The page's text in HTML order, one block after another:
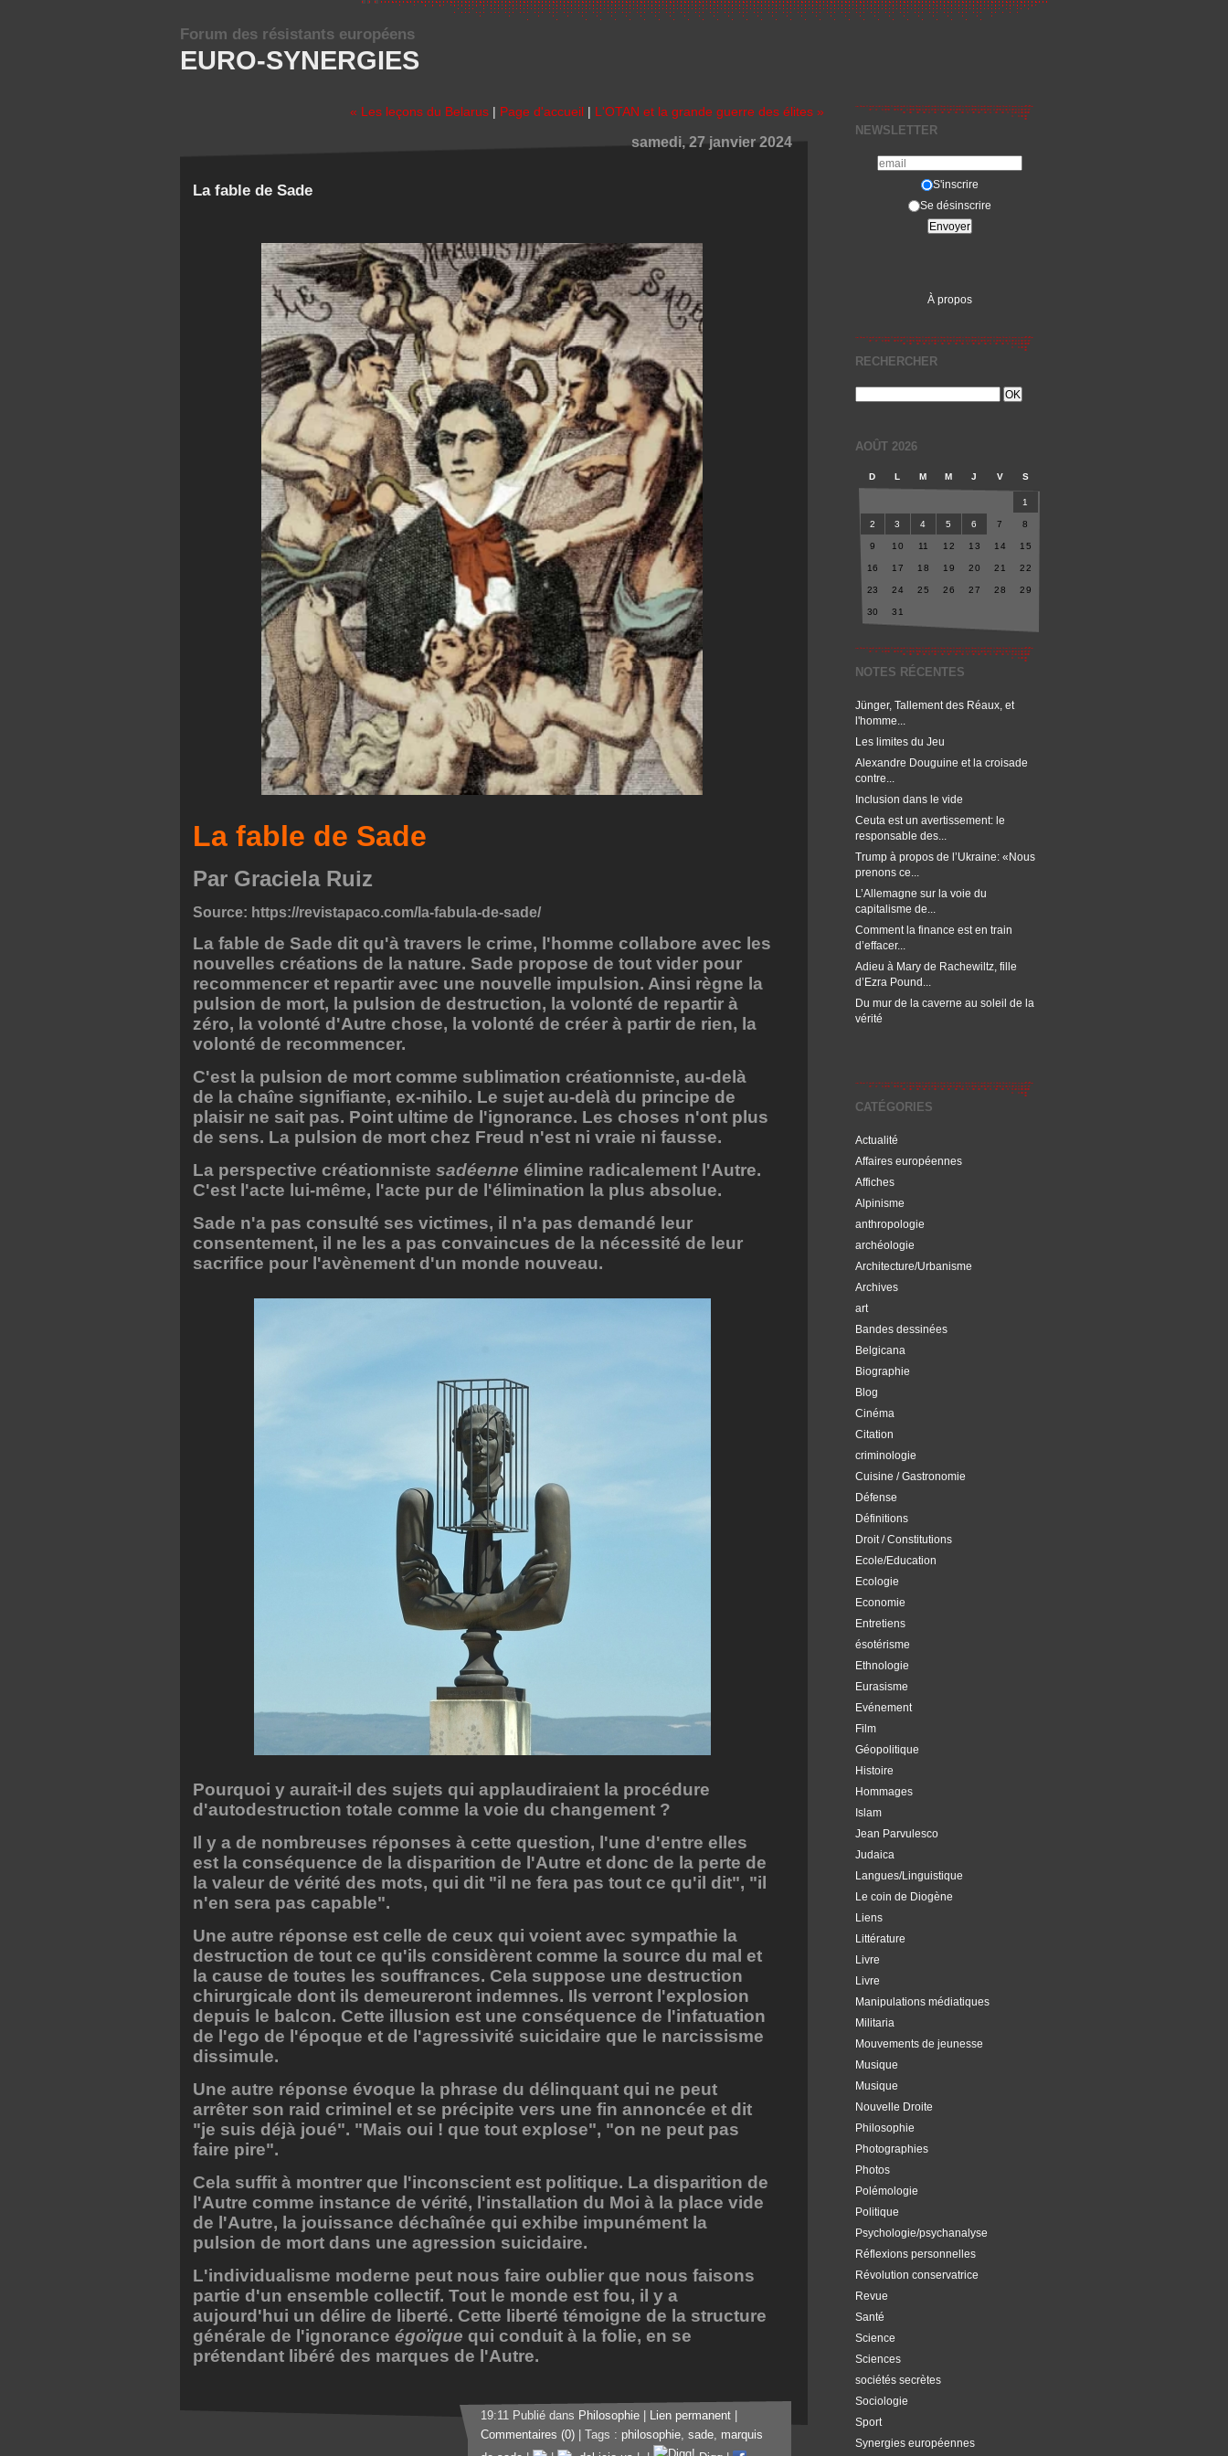
EURO-SYNERGIES
Forum des résistants européens
NEWSLETTER
S'inscrire
Se désinscrire
À propos
RECHERCHER
AOÛT 2026
D L M M J V S
1
2 3 4 5 6 7 8
9 10 11 12 13 14 15
16 17 18 19 20 21 22
23 24 25 26 27 28 29
30 31
NOTES RÉCENTES
Jünger, Tallement des Réaux, et
l'homme...
Les limites du Jeu
Alexandre Douguine et la croisade
contre...
Inclusion dans le vide
Ceuta est un avertissement: le
responsable des...
Trump à propos de l’Ukraine: «Nous
prenons ce...
L’Allemagne sur la voie du
capitalisme de...
Comment la finance est en train
d’effacer...
Adieu à Mary de Rachewiltz, fille
d’Ezra Pound...
Du mur de la caverne au soleil de la
vérité
CATÉGORIES
Actualité
Affaires européennes
Affiches
Alpinisme
anthropologie
archéologie
Architecture/Urbanisme
Archives
art
Bandes dessinées
Belgicana
Biographie
Blog
Cinéma
Citation
criminologie
Cuisine / Gastronomie
Défense
Définitions
Droit / Constitutions
Ecole/Education
Ecologie
Economie
Entretiens
ésotérisme
Ethnologie
Eurasisme
Evénement
Film
Géopolitique
Histoire
Hommages
Islam
Jean Parvulesco
Judaica
Langues/Linguistique
Le coin de Diogène
Liens
Littérature
Livre
Livre
Manipulations médiatiques
Militaria
Mouvements de jeunesse
Musique
Musique
Nouvelle Droite
Philosophie
Photographies
Photos
Polémologie
Politique
Psychologie/psychanalyse
Réflexions personnelles
Révolution conservatrice
Revue
Santé
Science
Sciences
sociétés secrètes
Sociologie
Sport
Synergies européennes
« Les leçons du Belarus | Page d'accueil | L'OTAN et la grande guerre des élites »
samedi, 27 janvier 2024
La fable de Sade
La fable de Sade
Par Graciela Ruiz
Source: https://revistapaco.com/la-fabula-de-sade/
La fable de Sade dit qu'à travers le crime, l'homme collabore avec les
nouvelles créations de la nature. Sade propose de tout vider pour
recommencer et repartir avec une nouvelle impulsion. Ainsi règne la
pulsion de mort, la pulsion de destruction, la volonté de repartir à
zéro, la volonté d'Autre chose, la volonté de créer à partir de rien, la
volonté de recommencer.
C'est la pulsion de mort comme sublimation créationniste, au-delà
de la chaîne signifiante, ex-nihilo. Le sujet au-delà du principe de
plaisir ne sait pas. Point ultime de l'ignorance. Les choses n'ont plus
de sens. La pulsion de mort chez Freud n'est ni vraie ni fausse.
La perspective créationniste sadéenne élimine radicalement l'Autre.
C'est l'acte lui-même, l'acte pur de l'élimination la plus absolue.
Sade n'a pas consulté ses victimes, il n'a pas demandé leur
consentement, il ne les a pas convaincues de la nécessité de leur
sacrifice pour l'avènement d'un monde nouveau.
Pourquoi y aurait-il des sujets qui applaudiraient la procédure
d'autodestruction totale comme la voie du changement ?
Il y a de nombreuses réponses à cette question, l'une d'entre elles
est la conséquence de la disparition de l'Autre et donc de la perte de
la valeur de vérité des mots, qui dit "il ne fera pas tout ce qu'il dit", "il
n'en sera pas capable".
Une autre réponse est celle de ceux qui voient avec sympathie la
destruction de tout ce qu'ils considèrent comme la source du mal et
la cause de toutes les souffrances. Cela suppose une destruction
chirurgicale dont ils demeureront indemnes. Ils verront l'explosion
depuis le balcon. Cette illusion est une conséquence de l'infatuation
de l'ego de l'époque et de l'agressivité suicidaire que le narcissisme
dissimule.
Une autre réponse évoque la phrase du délinquant qui ne peut
arrêter son raid criminel et se précipite vers une fin annoncée et dit
"je suis déjà joué". "Mais oui ! que tout explose", "on ne peut pas
faire pire".
Cela suffit à montrer que l'inconscient est politique. La disparition de
l'Autre comme instance de vérité, l'installation du Moi à la place vide
de l'Autre, la jouissance déchaînée qui exhibe impunément la
pulsion de mort dans une agression suicidaire.
L'individualisme moderne peut nous faire oublier que nous faisons
partie d'un ensemble collectif. Tout le monde est fou, il y a
aujourd'hui un délire de liberté. Cette liberté témoigne de la structure
générale de l'ignorance égoïque qui conduit à la folie, en se
prétendant libéré des marques de l'Autre.
19:11 Publié dans Philosophie Lien permanent
Commentaires (0) | Tags : philosophie, sade, marquis